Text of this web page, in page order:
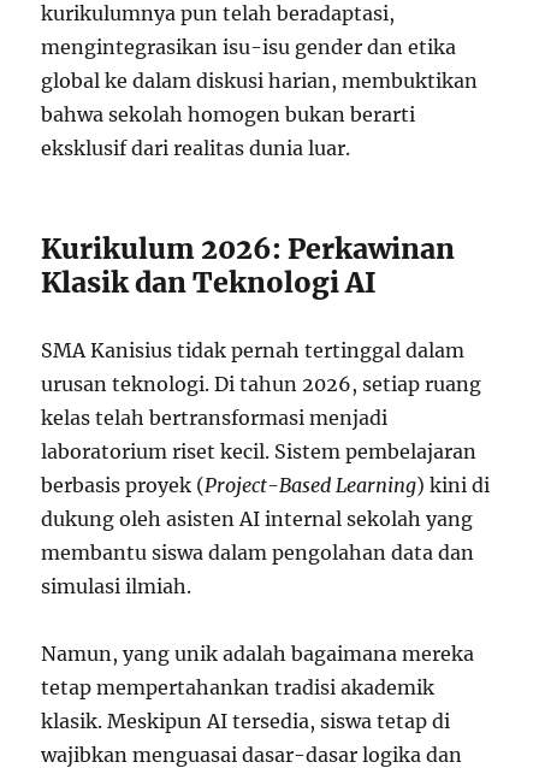
kurikulumnya pun telah beradaptasi,
mengintegrasikan isu-isu gender dan etika
global ke dalam diskusi harian, membuktikan
bahwa sekolah homogen bukan berarti
eksklusif dari realitas dunia luar.
Kurikulum 2026: Perkawinan
Klasik dan Teknologi AI
SMA Kanisius tidak pernah tertinggal dalam
urusan teknologi. Di tahun 2026, setiap ruang
kelas telah bertransformasi menjadi
laboratorium riset kecil. Sistem pembelajaran
berbasis proyek (Project-Based Learning) kini di
dukung oleh asisten AI internal sekolah yang
membantu siswa dalam pengolahan data dan
simulasi ilmiah.
Namun, yang unik adalah bagaimana mereka
tetap mempertahankan tradisi akademik
klasik. Meskipun AI tersedia, siswa tetap di
wajibkan menguasai dasar-dasar logika dan